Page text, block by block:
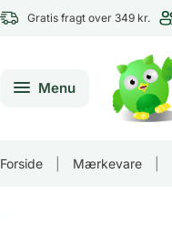
Gratis fragt over 349 kr.
Menu
Forside Mærkevare